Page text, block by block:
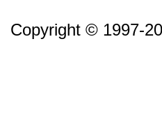
Copyright © 1997-